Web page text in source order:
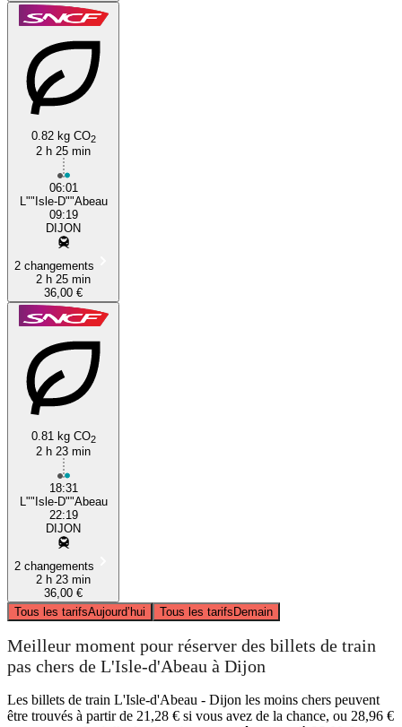
0.82 kg CO2
2 h 25 min
06:01
L""Isle-D""Abeau
09:19
DIJON
2 changements
2 h 25 min
36,00 €
0.81 kg CO2
2 h 23 min
18:31
L""Isle-D""Abeau
22:19
DIJON
2 changements
2 h 23 min
36,00 €
Tous les tarifsAujourd’hui Tous les tarifsDemain
Meilleur moment pour réserver des billets de train
pas chers de L'Isle-d'Abeau à Dijon
Les billets de train L'Isle-d'Abeau - Dijon les moins chers peuvent
être trouvés à partir de 21,28 € si vous avez de la chance, ou 28,96 €